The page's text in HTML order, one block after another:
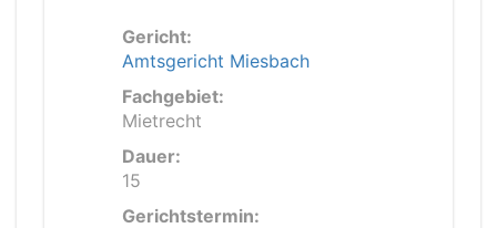
Gericht:
Amtsgericht Miesbach
Fachgebiet:
Mietrecht
Dauer:
15
Gerichtstermin: